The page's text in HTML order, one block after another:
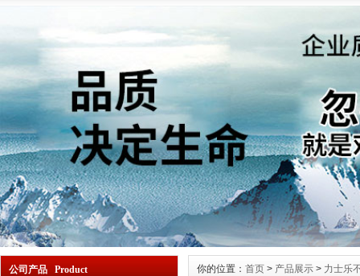
公司产品 Product 你的位置： 首页 > 产品展示 > 力士乐